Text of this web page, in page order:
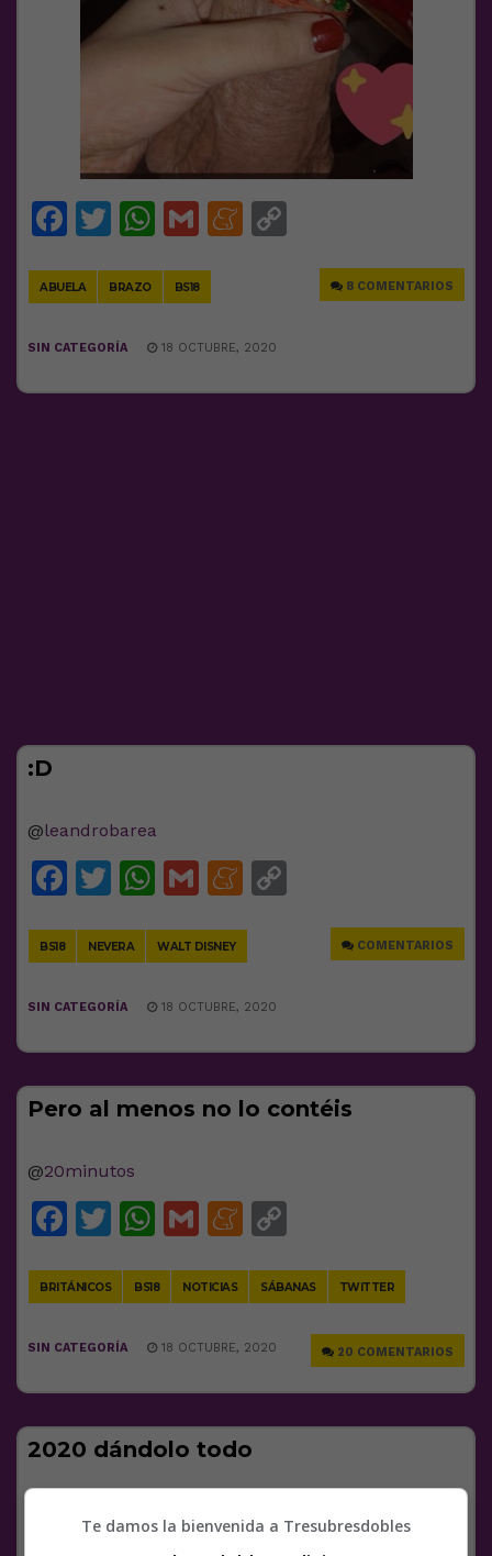
Facebook
Twitter
WhatsApp
GmailMeneame
ABUELA BRAZO BS18 8 COMENTARIOS
SIN CATEGORÍA 18 OCTUBRE, 2020
:D
@leandrobarea
Facebook
Twitter
WhatsApp
GmailMeneame
BS18 NEVERA WALT DISNEY COMENTARIOS
SIN CATEGORÍA 18 OCTUBRE, 2020
Pero al menos no lo contéis
@20minutos
Facebook
Twitter
WhatsApp
GmailMeneame
BRITÁNICOS BS18 NOTICIAS SÁBANAS TWITTER
20 COMENTARIOS
SIN CATEGORÍA 18 OCTUBRE, 2020
2020 dándolo todo
Facebook
Twitter
WhatsApp
Gmail
Meneame
Copy
Te damos la bienvenida a Tresubresdobles